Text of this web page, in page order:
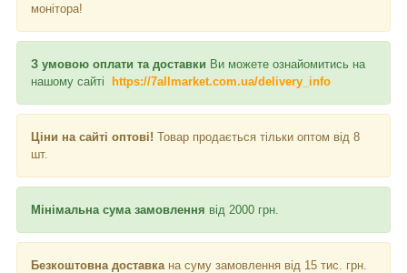
монітора!
З умовою оплати та доставки Ви можете ознайомитись на
нашому сайті
https://7allmarket.com.ua/delivery_info
Ціни на сайті оптові! Товар продається тільки оптом від 8
шт.
Мінімальна сума замовлення від 2000 грн.
Безкоштовна доставка на суму замовлення від 15 тис. грн.